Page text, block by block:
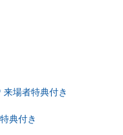
場者特典付き
典付き